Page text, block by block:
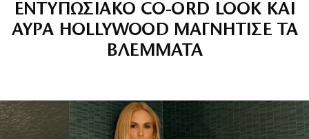
ΕΝΤΥΠΩΣΙΑΚΟ CO-ORD LOOK ΚΑΙ
ΑΥΡΑ HOLLYWOOD ΜΑΓΝΗΤΙΣΕ ΤΑ
ΒΛΕΜΜΑΤΑ